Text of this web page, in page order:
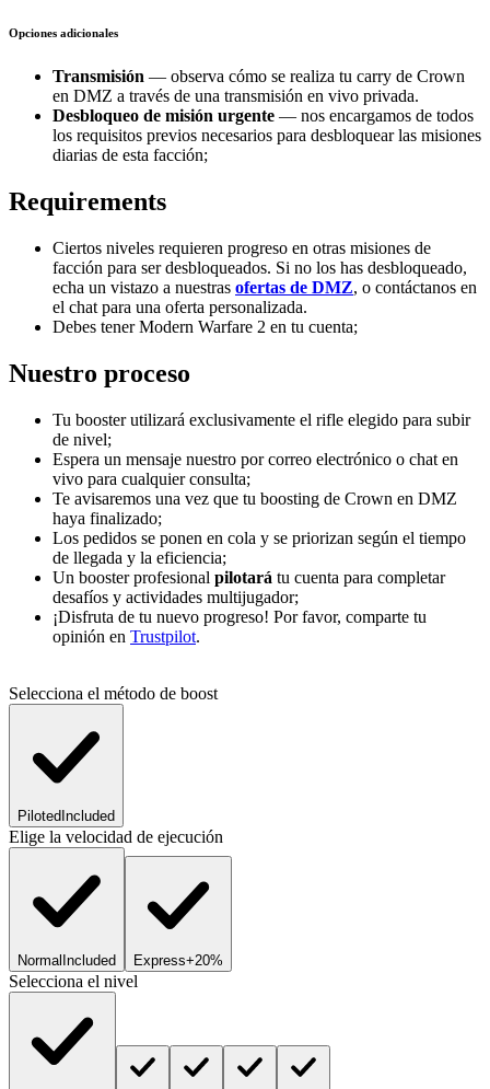
Opciones adicionales
Transmisión — observa cómo se realiza tu carry de Crown
en DMZ a través de una transmisión en vivo privada.
Desbloqueo de misión urgente — nos encargamos de todos
los requisitos previos necesarios para desbloquear las misiones
diarias de esta facción;
Requirements
Ciertos niveles requieren progreso en otras misiones de
facción para ser desbloqueados. Si no los has desbloqueado,
echa un vistazo a nuestras ofertas de DMZ, o contáctanos en
el chat para una oferta personalizada.
Debes tener Modern Warfare 2 en tu cuenta;
Nuestro proceso
Tu booster utilizará exclusivamente el rifle elegido para subir
de nivel;
Espera un mensaje nuestro por correo electrónico o chat en
vivo para cualquier consulta;
Te avisaremos una vez que tu boosting de Crown en DMZ
haya finalizado;
Los pedidos se ponen en cola y se priorizan según el tiempo
de llegada y la eficiencia;
Un booster profesional pilotará tu cuenta para completar
desafíos y actividades multijugador;
¡Disfruta de tu nuevo progreso! Por favor, comparte tu
opinión en Trustpilot.
Selecciona el método de boost
Piloted Included
Elige la velocidad de ejecución
Normal Included Express+20%
Selecciona el nivel